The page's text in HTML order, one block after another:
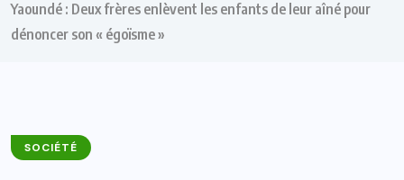
Yaoundé : Deux frères enlèvent les enfants de leur aîné pour
dénoncer son « égoïsme »
SOCIÉTÉ